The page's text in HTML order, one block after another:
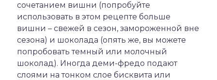
сочетанием вишни (попробуйте
использовать в этом рецепте больше
вишни – свежей в сезон, замороженной вне
сезона) и шоколада (опять же, вы можете
попробовать темный или молочный
шоколад). Иногда деми-фредо подают
слоями на тонком слое бисквита или